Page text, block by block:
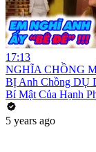
17:13
NGHĨA CHỒNG
BỊ Anh Chồng DỤ
Bí Mật Của Hạnh
5 years ago